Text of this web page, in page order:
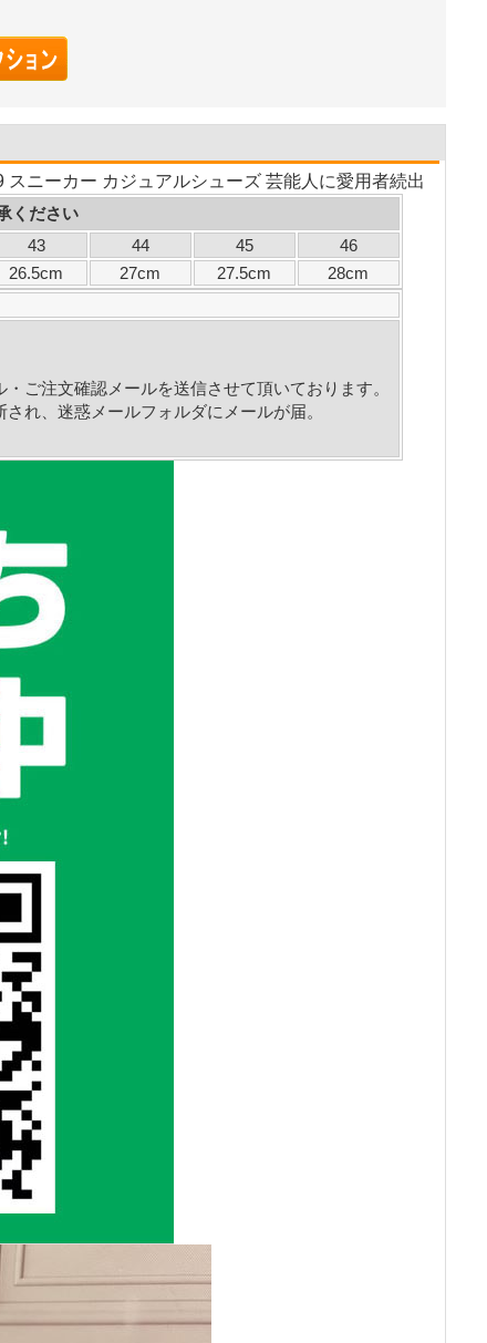
ニーカー カジュアルシューズ 芸能人に愛用者続出
ください
43 44 45
46
26.5cm 27cm 27.5cm
28cm
ご注文確認メールを送信させて頂いております。
れ、迷惑メールフォルダにメールが届。